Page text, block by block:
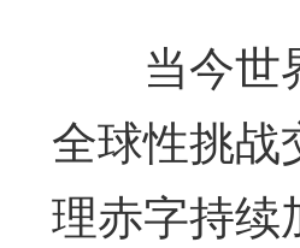
当今世界
全球性挑战
理赤字持续